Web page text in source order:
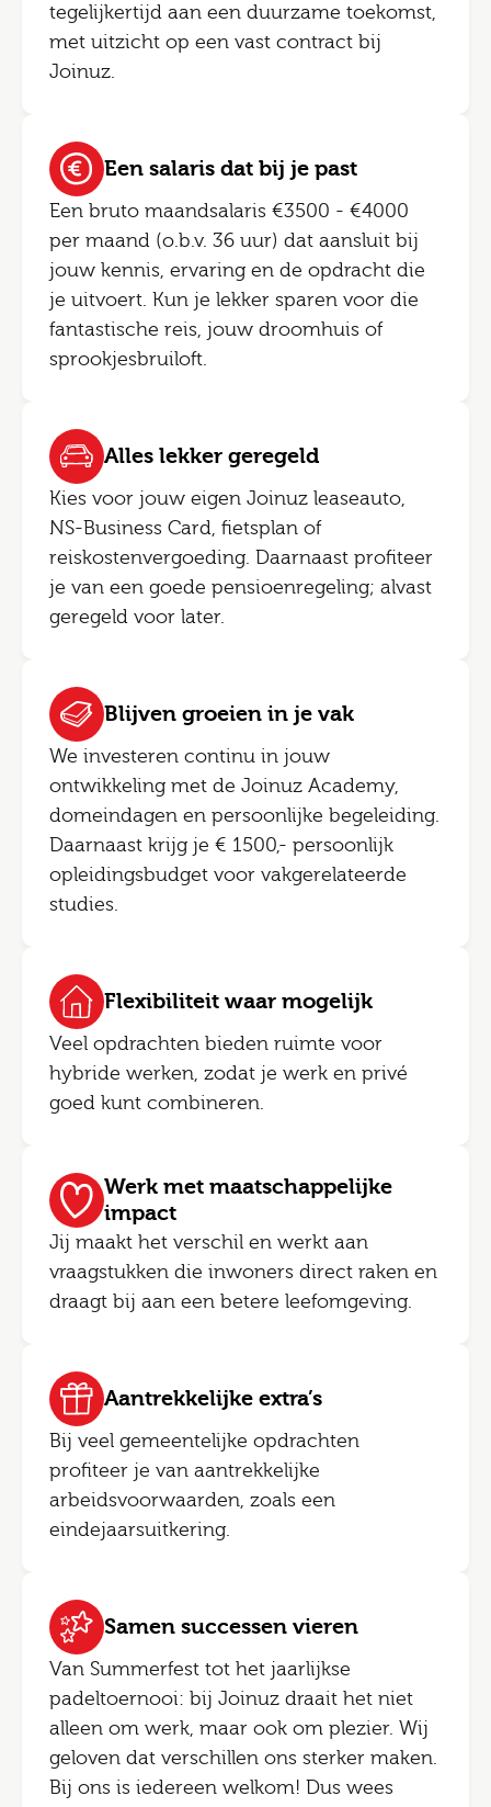
tegelijkertijd aan een duurzame toekomst,
met uitzicht op een vast contract bij
Joinuz.
Een salaris dat bij je past
Een bruto maandsalaris €3500 - €4000
per maand (o.b.v. 36 uur) dat aansluit bij
jouw kennis, ervaring en de opdracht die
je uitvoert. Kun je lekker sparen voor die
fantastische reis, jouw droomhuis of
sprookjesbruiloft.
Alles lekker geregeld
Kies voor jouw eigen Joinuz leaseauto,
NS-Business Card, fietsplan of
reiskostenvergoeding. Daarnaast profiteer
je van een goede pensioenregeling; alvast
geregeld voor later.
Blijven groeien in je vak
We investeren continu in jouw
ontwikkeling met de Joinuz Academy,
domeindagen en persoonlijke begeleiding.
Daarnaast krijg je € 1500,- persoonlijk
opleidingsbudget voor vakgerelateerde
studies.
Flexibiliteit waar mogelijk
Veel opdrachten bieden ruimte voor
hybride werken, zodat je werk en privé
goed kunt combineren.
Werk met maatschappelijke
impact
Jij maakt het verschil en werkt aan
vraagstukken die inwoners direct raken en
draagt bij aan een betere leefomgeving.
Aantrekkelijke extra’s
Bij veel gemeentelijke opdrachten
profiteer je van aantrekkelijke
arbeidsvoorwaarden, zoals een
eindejaarsuitkering.
Samen successen vieren
Van Summerfest tot het jaarlijkse
padeltoernooi: bij Joinuz draait het niet
alleen om werk, maar ook om plezier. Wij
geloven dat verschillen ons sterker maken.
Bij ons is iedereen welkom! Dus wees